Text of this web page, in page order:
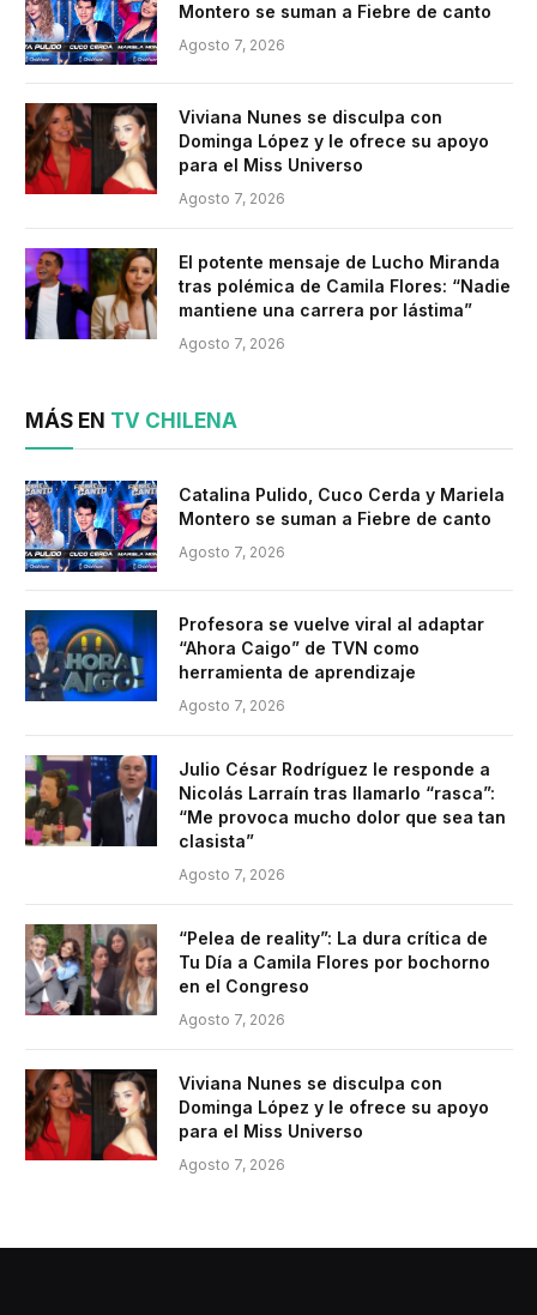
Montero se suman a Fiebre de canto
Agosto 7, 2026
Viviana Nunes se disculpa con
Dominga López y le ofrece su apoyo
para el Miss Universo
Agosto 7, 2026
El potente mensaje de Lucho Miranda
tras polémica de Camila Flores: “Nadie
mantiene una carrera por lástima”
Agosto 7, 2026
MÁS EN TV CHILENA
Catalina Pulido, Cuco Cerda y Mariela
Montero se suman a Fiebre de canto
Agosto 7, 2026
Profesora se vuelve viral al adaptar
“Ahora Caigo” de TVN como
herramienta de aprendizaje
Agosto 7, 2026
Julio César Rodríguez le responde a
Nicolás Larraín tras llamarlo “rasca”:
“Me provoca mucho dolor que sea tan
clasista”
Agosto 7, 2026
“Pelea de reality”: La dura crítica de
Tu Día a Camila Flores por bochorno
en el Congreso
Agosto 7, 2026
Viviana Nunes se disculpa con
Dominga López y le ofrece su apoyo
para el Miss Universo
Agosto 7, 2026